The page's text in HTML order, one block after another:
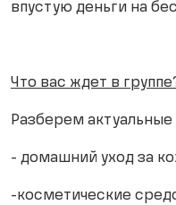
впустую деньги на
Что вас ждет в
Разберем
- домашний уход за
-косметические